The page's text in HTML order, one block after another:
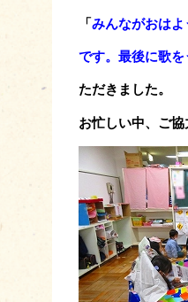
「みんながおは
です。 最後に歌
ただきま した。
お忙しい中、ご